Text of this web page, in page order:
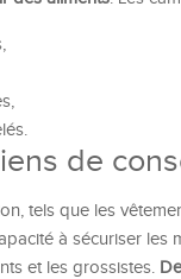
de
tels que les
à sécuriser les
et les grossistes.